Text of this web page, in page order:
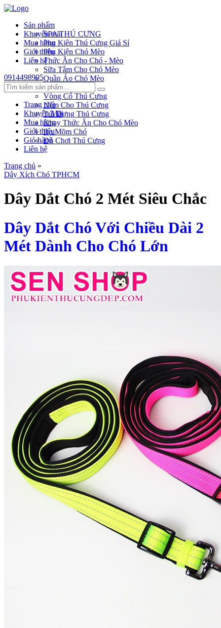
Sản phẩm
SPA THÚ CƯNG
Phụ Kiên Thú Cưng Giá Sỉ
Phụ Kiện Chó Mèo
Thức Ăn Cho Chó - Mèo
Sữa Tắm Cho Chó Mèo
Quần Áo Chó Mèo
Dây Xích Chó
Vòng Cổ Thú Cưng
Nệm Cho Thú Cưng
Túi Đựng Thú Cưng
Khay Thức Ăn Cho Chó Mèo
Rọ Mõm Chó
Đồ Chơi Thú Cưng
Khuyến mãi
Mua hàng
Giới thiệu
Liên hệ
0914498905
Trang chủ
Khuyến Mãi
Mua hàng
Giới thiệu
Giỏ hàng
Liên hệ
Trang chủ »
Dây Xích Chó TPHCM
Dây Dắt Chó 2 Mét Siêu Chắc
Dây Dắt Chó Với Chiều Dài 2
Mét Dành Cho Chó Lớn